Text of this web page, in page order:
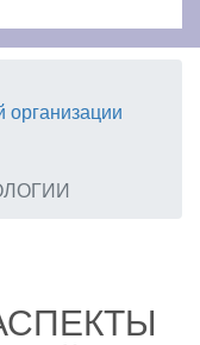
организации